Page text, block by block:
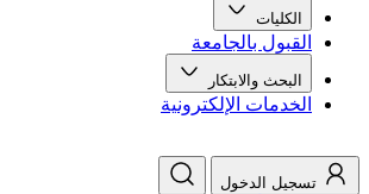
الكليات
القبول بالجامعة
البحث والابتكار
الخدمات الإلكترونية
تسجيل الدخول